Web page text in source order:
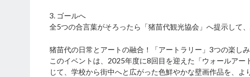
3. ゴールへ
全5つの合言葉がそろったら「猪苗代観光協会」へ提示して、
猪苗代の日常とアートの融合！「アートラリー」3つの楽し
このイベントは、2025年度に8回目を迎えた「ウォールア
じて、学校から街中へと広がった色鮮やかな壁画作品を、よ